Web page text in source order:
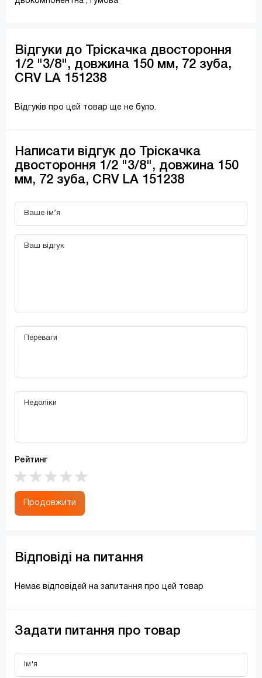
Відгуки до Тріскачка двостороння
1/2 "3/8", довжина 150 мм, 72 зуба,
CRV LA 151238
Відгуків про цей товар ще не було.
Написати відгук до Тріскачка
двостороння 1/2 "3/8", довжина 150
мм, 72 зуба, CRV LA 151238
Рейтинг
Продовжити
Відповіді на питання
Немає відповідей на запитання про цей товар
Задати питання про товар